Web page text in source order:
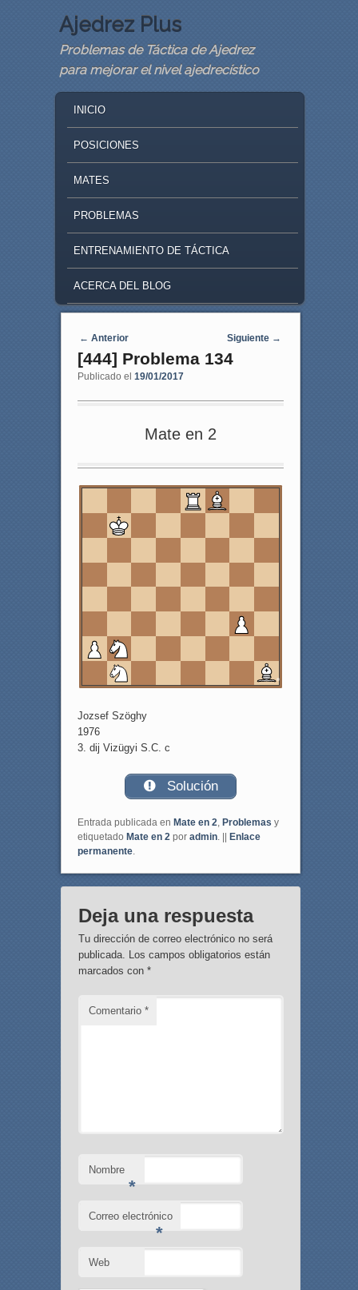
Ajedrez Plus
Problemas de Táctica de Ajedrez
para mejorar el nivel ajedrecístico
SKIP TO PRIMARY CONTENT
SKIP TO SECONDARY CONTENT
INICIO
POSICIONES
MATES
PROBLEMAS
ENTRENAMIENTO DE TÁCTICA
ACERCA DEL BLOG
Navegaci�n de entradas
← Anterior Siguiente →
[444] Problema 134
Publicado el 19/01/2017
Mate en 2
b h
Jozsef Szöghy
1976
3. dij Vizügyi S.C. c
Solución
Entrada publicada en Mate en 2, Problemas y
etiquetado Mate en 2por admin. ||
Enlace
permanente.
Deja una respuesta
Tu dirección de correo electrónico no será
publicada. Los campos obligatorios están
marcados con *
Comentario *
Nombre
*
Correo electrónico
*
Web